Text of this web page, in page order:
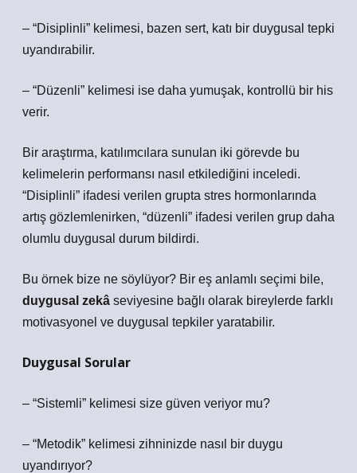
– “Disiplinli” kelimesi, bazen sert, katı bir duygusal tepki
uyandırabilir.
– “Düzenli” kelimesi ise daha yumuşak, kontrollü bir his
verir.
Bir araştırma, katılımcılara sunulan iki görevde bu
kelimelerin performansı nasıl etkilediğini inceledi.
“Disiplinli” ifadesi verilen grupta stres hormonlarında
artış gözlemlenirken, “düzenli” ifadesi verilen grup daha
olumlu duygusal durum bildirdi.
Bu örnek bize ne söylüyor? Bir eş anlamlı seçimi bile,
duygusal zekâ seviyesine bağlı olarak bireylerde farklı
motivasyonel ve duygusal tepkiler yaratabilir.
Duygusal Sorular
– “Sistemli” kelimesi size güven veriyor mu?
– “Metodik” kelimesi zihninizde nasıl bir duygu
uyandırıyor?